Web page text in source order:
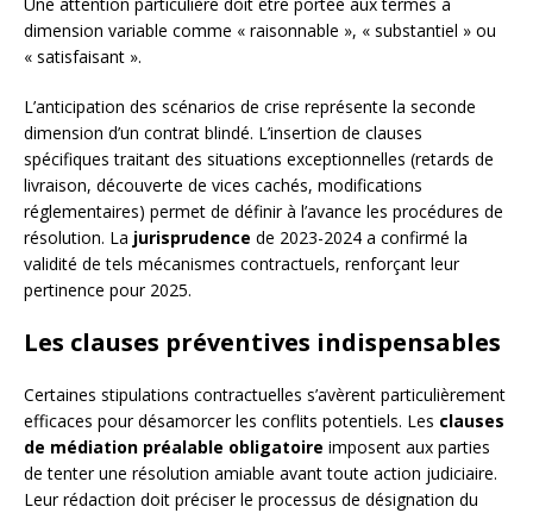
dimension variable comme « raisonnable », « substantiel » ou
« satisfaisant ».
L’anticipation des scénarios de crise représente la seconde
dimension d’un contrat blindé. L’insertion de clauses
spécifiques traitant des situations exceptionnelles (retards de
livraison, découverte de vices cachés, modifications
réglementaires) permet de définir à l’avance les procédures de
résolution. La jurisprudence de 2023-2024 a confirmé la
validité de tels mécanismes contractuels, renforçant leur
pertinence pour 2025.
Les clauses préventives indispensables
Certaines stipulations contractuelles s’avèrent particulièrement
efficaces pour désamorcer les conflits potentiels. Les clauses
de médiation préalable obligatoire imposent aux parties
de tenter une résolution amiable avant toute action judiciaire.
Leur rédaction doit préciser le processus de désignation du